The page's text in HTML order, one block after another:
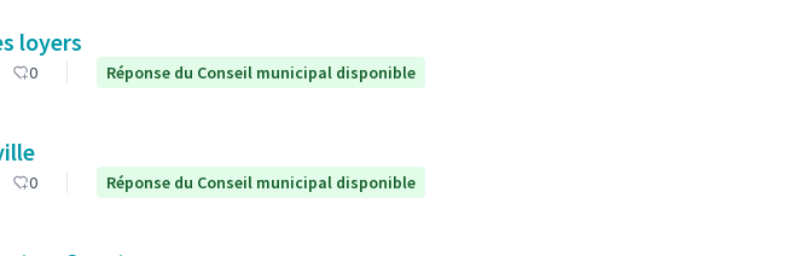
loyers
0 Réponse du Conseil municipal disponible
0 Réponse du Conseil municipal disponible